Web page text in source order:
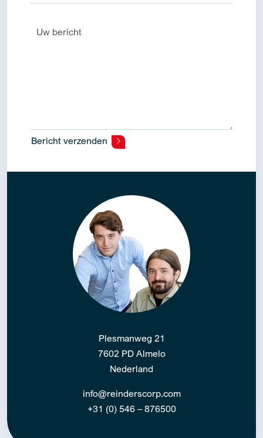
Bericht verzenden
Plesmanweg 21
7602 PD Almelo
Nederland
info@reinderscorp.com
+31 (0) 546 – 876500